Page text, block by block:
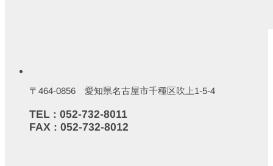
〒464-0856 愛知県名古屋市千種区吹上1-5-4
TEL : 052-732-8011
FAX : 052-732-8012